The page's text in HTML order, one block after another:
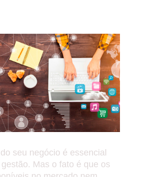
seu negócio é essencial
Mas o fato é que os